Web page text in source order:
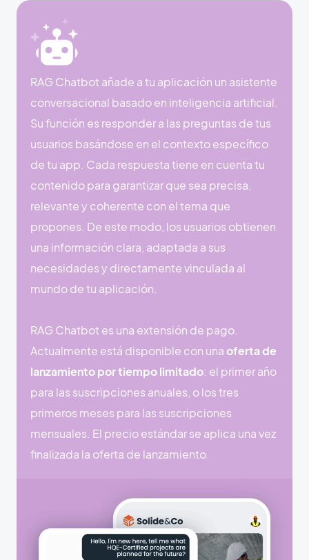
RAG Chatbot añade a tu aplicación un asistente
conversacional basado en inteligencia artificial.
Su función es responder a las preguntas de tus
usuarios basándose en el contexto específico
de tu app. Cada respuesta tiene en cuenta tu
contenido para garantizar que sea precisa,
relevante y coherente con el tema que
propones. De este modo, los usuarios obtienen
una información clara, adaptada a sus
necesidades y directamente vinculada al
mundo de tu aplicación.
RAG Chatbot es una extensión de pago.
Actualmente está disponible con unaoferta de
lanzamiento por tiempo limitado: el primer año
para las suscripciones anuales, o los tres
primeros meses para las suscripciones
mensuales. El precio estándar se aplica una vez
finalizada la oferta de lanzamiento.